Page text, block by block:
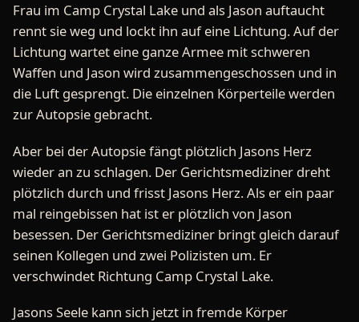
Frau im Camp Crystal Lake und als Jason auftaucht
rennt sie weg und lockt ihn auf eine Lichtung. Auf der
Lichtung wartet eine ganze Armee mit schweren
Waffen und Jason wird zusammengeschossen und in
die Luft gesprengt. Die einzelnen Körperteile werden
zur Autopsie gebracht.
Aber bei der Autopsie fängt plötzlich Jasons Herz
wieder an zu schlagen. Der Gerichtsmediziner dreht
plötzlich durch und frisst Jasons Herz. Als er ein paar
mal reingebissen hat ist er plötzlich von Jason
besessen. Der Gerichtsmediziner bringt gleich darauf
seinen Kollegen und zwei Polizisten um. Er
verschwindet Richtung Camp Crystal Lake.
Jasons Seele kann sich jetzt in fremde Körper